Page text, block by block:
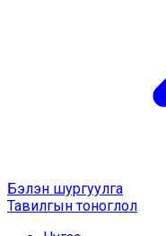
Бэлэн шургуулга
Тавилгын тоноглол